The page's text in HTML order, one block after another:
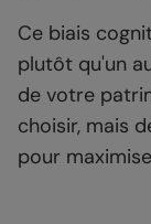
Ce biais
plutôt qu'un
de votre
choisir, mais
pour